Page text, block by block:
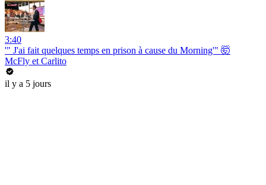
3:40
'" J'ai fait quelques temps en prison à cause du Morning'" 🤯
McFly et Carlito
il y a 5 jours